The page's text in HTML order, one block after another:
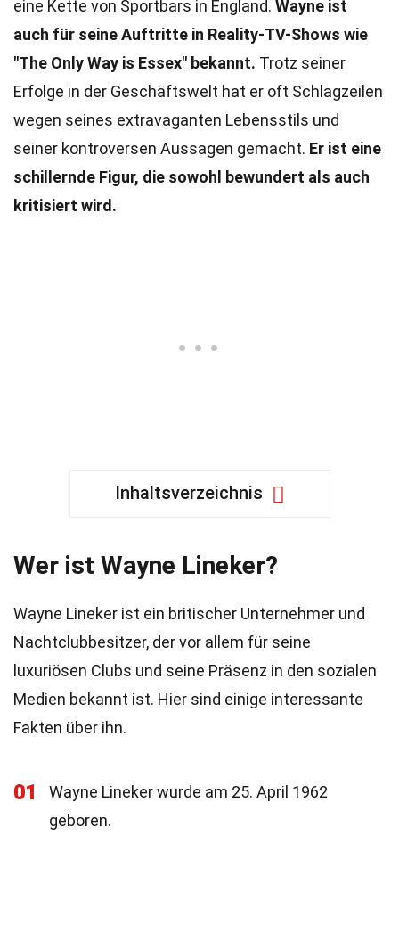
eine Kette von Sportbars in England. Wayne ist
auch für seine Auftritte in Reality-TV-Shows wie
"The Only Way is Essex" bekannt. Trotz seiner
Erfolge in der Geschäftswelt hat er oft Schlagzeilen
wegen seines extravaganten Lebensstils und
seiner kontroversen Aussagen gemacht. Er ist eine
schillernde Figur, die sowohl bewundert als auch
kritisiert wird.
Inhaltsverzeichnis
Wer ist Wayne Lineker?
Wayne Lineker ist ein britischer Unternehmer und
Nachtclubbesitzer, der vor allem für seine
luxuriösen Clubs und seine Präsenz in den sozialen
Medien bekannt ist. Hier sind einige interessante
Fakten über ihn.
01
Wayne Lineker wurde am 25. April 1962
geboren.